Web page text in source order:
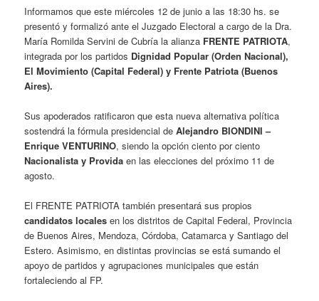
Informamos que este miércoles 12 de junio a las 18:30 hs. se
presentó y formalizó ante el Juzgado Electoral a cargo de la Dra.
María Romilda Servini de Cubría la alianza FRENTE PATRIOTA,
integrada por los partidos Dignidad Popular (Orden Nacional),
El Movimiento (Capital Federal) y Frente Patriota (Buenos
Aires).
Sus apoderados ratificaron que esta nueva alternativa política
sostendrá la fórmula presidencial deAlejandro BIONDINI –
Enrique VENTURINO, siendo la opción ciento por ciento
Nacionalista y Provida en las elecciones del próximo 11 de
agosto.
El FRENTE PATRIOTA también presentará sus propios
candidatos locales en los distritos de Capital Federal, Provincia
de Buenos Aires, Mendoza, Córdoba, Catamarca y Santiago del
Estero. Asimismo, en distintas provincias se está sumando el
apoyo de partidos y agrupaciones municipales que están
fortaleciendo al FP.